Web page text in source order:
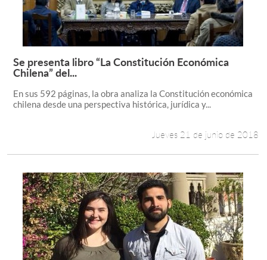
Leer más +
Se presenta libro “La Constitución Económica
Chilena” del...
En sus 592 páginas, la obra analiza la Constitución económica
chilena desde una perspectiva histórica, jurídica y...
Jueves 21 de junio de 2018